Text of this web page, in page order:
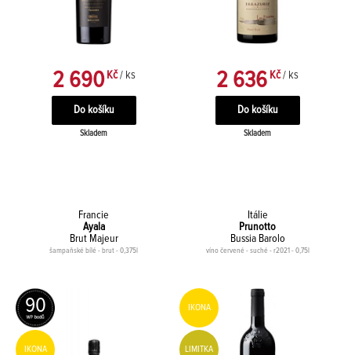
2 690Kč / ks
Skladem
2 636 Kč / ks
Skladem
Francie
Ayala
Brut Majeur
šampaňské bílé - brut - 0,375l
90
IKONA
Itálie
Prunotto
Bussia Barolo
víno červené - suché - r2021 - 0,75l
IKONA
LIMITKA